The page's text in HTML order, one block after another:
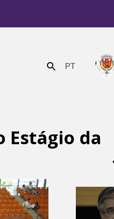
Enviar PT
da